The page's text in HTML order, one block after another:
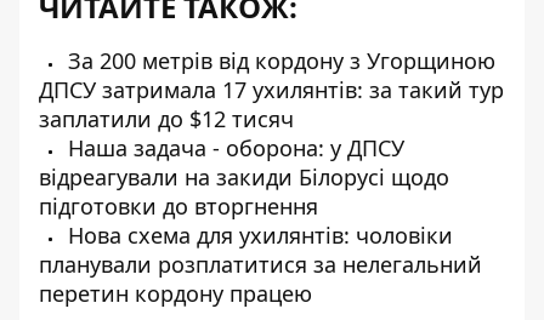
За 200 метрів від кордону з Угорщиною
ДПСУ затримала 17 ухилянтів: за такий тур
заплатили до $12 тисяч
Наша задача - оборона: у ДПСУ
відреагували на закиди Білорусі щодо
підготовки до вторгнення
Нова схема для ухилянтів: чоловіки
планували розплатитися за нелегальний
перетин кордону працею